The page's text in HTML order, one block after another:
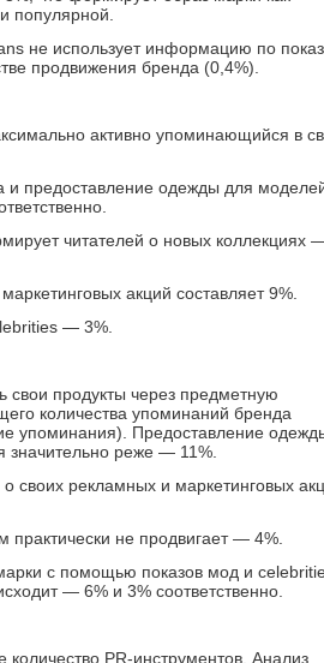
популярной.
не использует информацию по
продвижения бренда (0,4%).
активно упоминающийся в
и предоставление одежды для
читателей о новых коллекциях
акций составляет 9%.
— 3%.
свои продукты через предметную
количества упоминаний бренда
упоминания). Предоставление
значительно реже — 11%.
своих рекламных и маркетинговых
практически не продвигает — 4%.
с помощью показов мод и
— 6% и 3% соответственно.
количество PR-инструментов. Анализ